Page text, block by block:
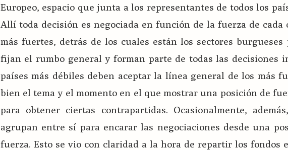
Europeo, espacio que junta a los representantes de todos los
Allí toda decisión es negociada en función de la fuerza de cada
más fuertes, detrás de los cuales están los sectores burgueses
fijan el rumbo general y forman parte de todas las decisiones
países más débiles deben aceptar la línea general de los más
bien el tema y el momento en el que mostrar una posición de
para obtener ciertas contrapartidas. Ocasionalmente,
agrupan entre sí para encarar las negociaciones desde una
fuerza. Esto se vio con claridad a la hora de repartir los fondos